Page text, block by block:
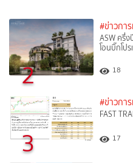
2
#ข่าวกา
ASW ครึ่ง
โอนบิ๊กโป
18
3
#ข่าวกา
FAST
17